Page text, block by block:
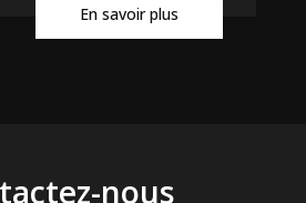
En savoir plus
nous